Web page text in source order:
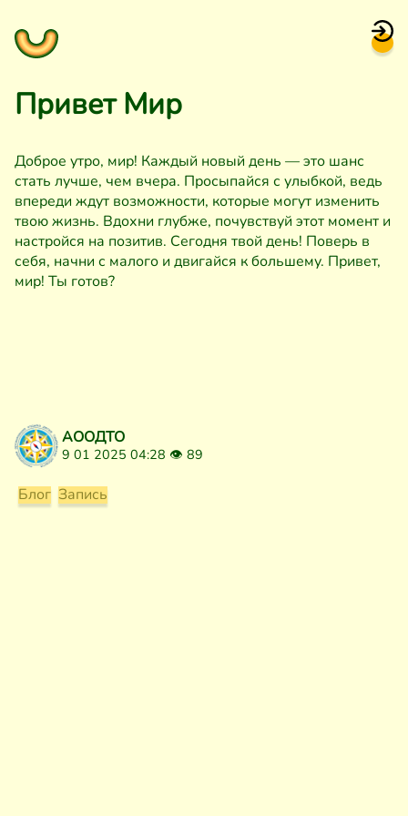
Привет Мир
Доброе утро, мир! Каждый новый день — это шанс
стать лучше, чем вчера. Просыпайся с улыбкой, ведь
впереди ждут возможности, которые могут изменить
твою жизнь. Вдохни глубже, почувствуй этот момент и
настройся на позитив. Сегодня твой день! Поверь в
себя, начни с малого и двигайся к большему. Привет,
мир! Ты готов?
АООДТО
9 01 2025 04:28 👁 89
Блог Запись